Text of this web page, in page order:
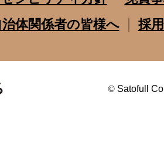
治体関係者の皆様へ
採
© Satofull